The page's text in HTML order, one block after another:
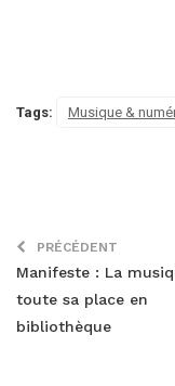
Tags: Musique &
PRÉCÉDENT
Manifeste : La
toute sa place en
bibliothèque